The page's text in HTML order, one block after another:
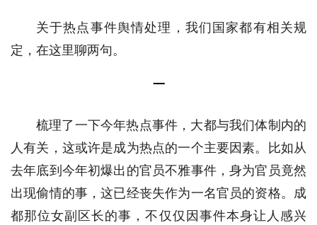
关于热点事件舆情处理，我们国家都有相关规
定，在这里聊两句。
一
梳理了一下今年热点事件，大都与我们体制内的
人有关，这或许是成为热点的一个主要因素。比如从
去年底到今年初爆出的官员不雅事件，身为官员竟然
出现偷情的事，这已经丧失作为一名官员的资格。成
都那位女副区长的事，不仅仅因事件本身让人感兴